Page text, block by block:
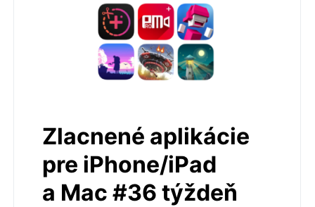
Zlacnené aplikácie
pre iPhone/iPad
a Mac #36 týždeň